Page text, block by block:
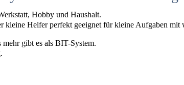
Hobby und Haushalt.
kleine Helfer perfekt geeignet für kleine Aufgaben mit
mehr gibt es als BIT-System.